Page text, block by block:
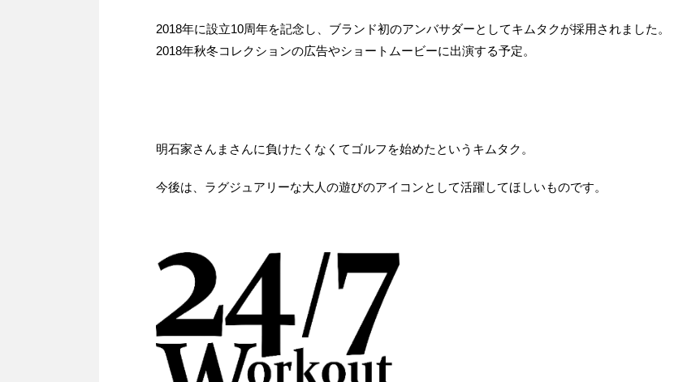
2018年に設立10周年を記念し、ブランド初のアンバサダーとしてキムタクが採用されました。
2018年秋冬コレクションの広告やショートムービーに出演する予定。
明石家さんまさんに負けたくなくてゴルフを始めたというキムタク。
今後は、ラグジュアリーな大人の遊びのアイコンとして活躍してほしいものです。